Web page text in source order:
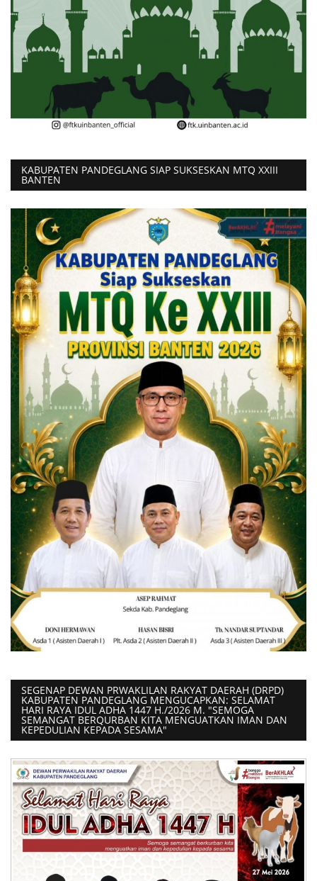
KABUPATEN PANDEGLANG SIAP SUKSESKAN MTQ XXIII
BANTEN
SEGENAP DEWAN PRWAKLILAN RAKYAT DAERAH (DRPD)
KABUPATEN PANDEGLANG MENGUCAPKAN: SELAMAT
HARI RAYA IDUL ADHA 1447 H./2026 M. "SEMOGA
SEMANGAT BERQURBAN KITA MENGUATKAN IMAN DAN
KEPEDULIAN KEPADA SESAMA"